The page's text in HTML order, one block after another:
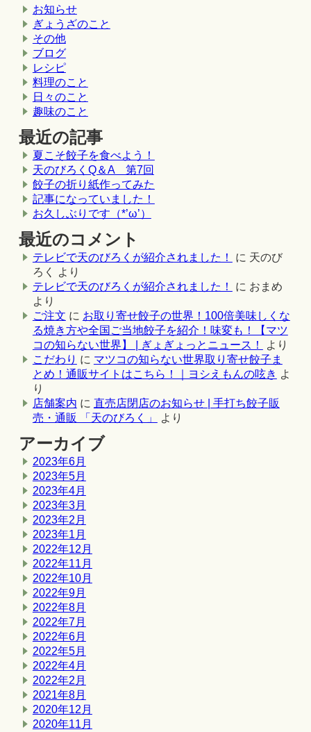
お知らせ
ぎょうざのこと
その他
ブログ
レシピ
料理のこと
日々のこと
趣味のこと
最近の記事
夏こそ餃子を食べよう！
天のびろくQ＆A 第7回
餃子の折り紙作ってみた
記事になっていました！
お久しぶりです（*’ω’）
最近のコメント
テレビで天のびろくが紹介されました！ に 天のび
ろく
より
テレビで天のびろくが紹介されました！
に おまめ
より
ご注文 に お取り寄せ餃子の世界！100倍美味しくな
る焼き方や全国ご当地餃子を紹介！味変も！【マツ
コの知らない世界】 | ぎょぎょっとニュース！
より
こだわり に マツコの知らない世界取り寄せ餃子ま
とめ！通販サイトはこちら！｜ヨシえもんの呟き よ
り
店舗案内 に 直売店閉店のお知らせ | 手打ち餃子販
売・通販 「天のびろく」
より
アーカイブ
2023年6月
2023年5月
2023年4月
2023年3月
2023年2月
2023年1月
2022年12月
2022年11月
2022年10月
2022年9月
2022年8月
2022年7月
2022年6月
2022年5月
2022年4月
2022年2月
2021年8月
2020年12月
2020年11月